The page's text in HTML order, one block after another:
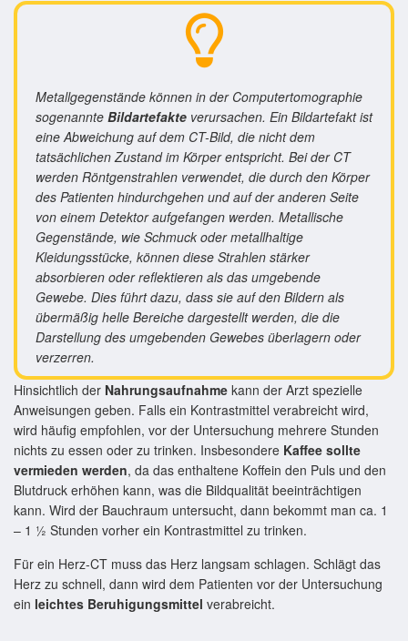
Metallgegenstände können in der Computertomographie
sogenannte Bildartefakte verursachen. Ein Bildartefakt ist
eine Abweichung auf dem CT-Bild, die nicht dem
tatsächlichen Zustand im Körper entspricht. Bei der CT
werden Röntgenstrahlen verwendet, die durch den Körper
des Patienten hindurchgehen und auf der anderen Seite
von einem Detektor aufgefangen werden. Metallische
Gegenstände, wie Schmuck oder metallhaltige
Kleidungsstücke, können diese Strahlen stärker
absorbieren oder reflektieren als das umgebende
Gewebe. Dies führt dazu, dass sie auf den Bildern als
übermäßig helle Bereiche dargestellt werden, die die
Darstellung des umgebenden Gewebes überlagern oder
verzerren.
Hinsichtlich der Nahrungsaufnahme kann der Arzt spezielle
Anweisungen geben. Falls ein Kontrastmittel verabreicht wird,
wird häufig empfohlen, vor der Untersuchung mehrere Stunden
nichts zu essen oder zu trinken. Insbesondere Kaffee sollte
vermieden werden, da das enthaltene Koffein den Puls und den
Blutdruck erhöhen kann, was die Bildqualität beeinträchtigen
kann. Wird der Bauchraum untersucht, dann bekommt man ca. 1
– 1 ½ Stunden vorher ein Kontrastmittel zu trinken.
Für ein Herz-CT muss das Herz langsam schlagen. Schlägt das
Herz zu schnell, dann wird dem Patienten vor der Untersuchung
ein leichtes Beruhigungsmittel verabreicht.